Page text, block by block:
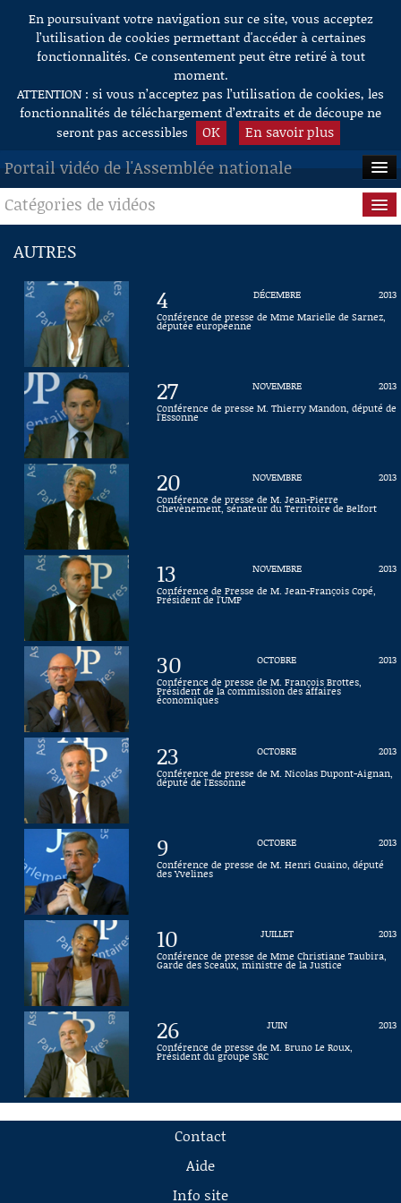
Aller au contenu
En poursuivant votre navigation sur ce site, vous acceptez
l’utilisation de cookies permettant d'accéder à certaines
fonctionnalités. Ce consentement peut être retiré à tout
moment.
ATTENTION : si vous n’acceptez pas l’utilisation de cookies, les
fonctionnalités de téléchargement d’extraits et de découpe ne
seront pas accessibles
OK En savoir plus
Portail vidéo de l'Assemblée nationale
ACCUEIL
EN DIRECT
À LA DEMANDE
RECHERCHE
AIDE À LA DÉCOUPE
DE VIDÉOS
Catégories de vidéos
Questions au Gouvernement
Commissions
Évènements
Connaissance, Histoire
AUTRES
4 DÉCEMBRE
2013
Conférence de presse de Mme Marielle de Sarnez,
députée européenne
27 NOVEMBRE
2013
Conférence de presse M. Thierry Mandon, député de
l'Essonne
20 NOVEMBRE
2013
Conférence de presse de M. Jean-Pierre
Chevènement, sénateur du Territoire de Belfort
13 NOVEMBRE
2013
Conférence de Presse de M. Jean-François Copé,
Président de l'UMP
30 OCTOBRE
2013
Conférence de presse de M. François Brottes,
Président de la commission des affaires
économiques
23 OCTOBRE
2013
Conférence de presse de M. Nicolas Dupont-Aignan,
député de l'Essonne
9 OCTOBRE
2013
Conférence de presse de M. Henri Guaino, député
des Yvelines
10 JUILLET
2013
Conférence de presse de Mme Christiane Taubira,
Garde des Sceaux, ministre de la Justice
26 JUIN
2013
Conférence de presse de M. Bruno Le Roux,
Président du groupe SRC
Contact
Aide
Info site